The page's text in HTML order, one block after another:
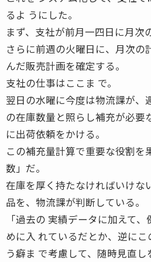
るよ うにした。
まず、支社が前月一四日に月次
さらに前週の火曜日に、月次の
んだ販売計画を確定する。
支社の仕事はここま で。
翌日の水曜に今度は物流課が、
の在庫数量と照らし補充が必要
に出荷依頼をかける。
この補充量計算で重要な役割を
数」だ。
在庫を厚く持たなければいけな
品を、物流課が判断している。
「過去の 実績データに加えて
めに入 れているだとか、逆に
う癖ま で考慮して、随時見直